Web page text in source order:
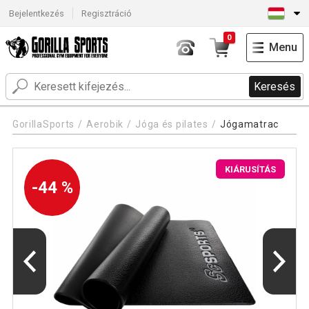
Bejelentkezés Regisztráció
Keresés
0
Menu
GorillaSports Aerobik Jóga és pilates Jógamatrac
-44 %
KIÁRUSÍTÁS